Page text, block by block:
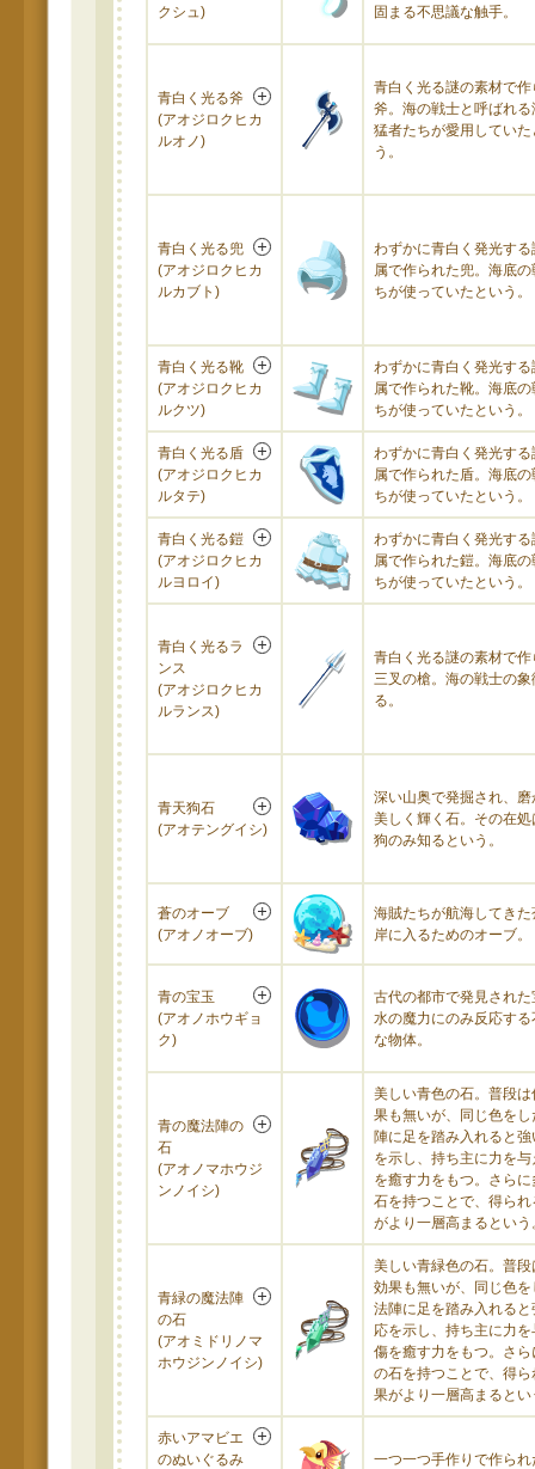
クシュ)
固まる不思議な触手。
青白く光る斧
(アオジロクヒカ
ルオノ)
青白く光る謎の素材で作
斧。海の戦士と呼ばれる
猛者たちが愛用していた
う。
青白く光る兜
(アオジロクヒカ
ルカブト)
わずかに青白く発光する
属で作られた兜。海底の
ちが使っていたという。
青白く光る靴
(アオジロクヒカ
ルクツ)
わずかに青白く発光する
属で作られた靴。海底の
ちが使っていたという。
青白く光る盾
(アオジロクヒカ
ルタテ)
わずかに青白く発光する
属で作られた盾。海底の
ちが使っていたという。
青白く光る鎧
(アオジロクヒカ
ルヨロイ)
わずかに青白く発光する
属で作られた鎧。海底の
ちが使っていたという。
青白く光るラ
ンス
(アオジロクヒカ
ルランス)
青白く光る謎の素材で作
三叉の槍。海の戦士の象
る。
青天狗石
(アオテングイシ)
深い山奥で発掘され、磨
美しく輝く石。その在処
狗のみ知るという。
蒼のオーブ
(アオノオーブ)
海賊たちが航海してきた
岸に入るためのオーブ。
青の宝玉
(アオノホウギョ
ク)
古代の都市で発見された
水の魔力にのみ反応する
な物体。
青の魔法陣の
石
(アオノマホウジ
ンノイシ)
美しい青色の石。普段は
果も無いが、同じ色をし
陣に足を踏み入れると強
を示し、持ち主に力を与
を癒す力をもつ。さらに
石を持つことで、得られ
がより一層高まるという
青緑の魔法陣
の石
(アオミドリノマ
ホウジンノイシ)
美しい青緑色の石。普段
効果も無いが、同じ色を
法陣に足を踏み入れると
応を示し、持ち主に力を
傷を癒す力をもつ。さら
の石を持つことで、得ら
果がより一層高まるとい
赤いアマビエ
のぬいぐるみ
一つ一つ手作りで作られ